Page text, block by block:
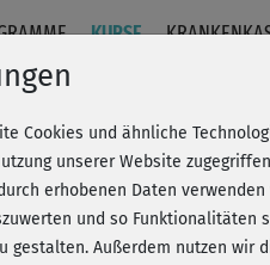
KURSE
20%
Cookies und ähnliche
unserer Website
erhobenen Daten
und so
gestalten. Außerdem nutzen wir